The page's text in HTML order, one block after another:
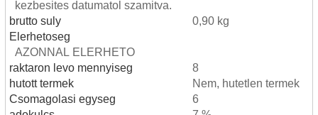
kezbesites datumatol szamitva.
brutto suly
0,90 kg
Elerhetoseg
AZONNAL ELERHETO
raktaron levo mennyiseg
8
hutott termek
Nem, hutetlen termek
Csomagolasi egyseg
6